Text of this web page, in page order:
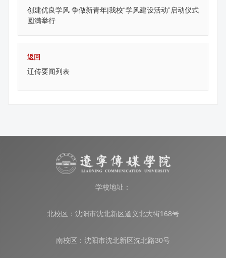
创建优良学风 争做新青年|我校“学风建设活动”启动仪式
圆满举行
返回
辽传要闻列表
学校地址：
北校区：沈阳市沈北新区道义北大街168号
南校区：沈阳市沈北新区沈北路30号